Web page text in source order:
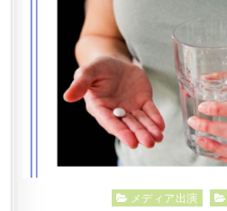
Posted
メディア出演